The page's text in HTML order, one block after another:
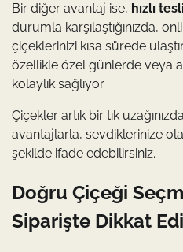
Bir diğer avantaj ise, hızlı
durumla karşılaştığınızda,
çiçeklerinizi kısa sürede
özellikle özel günlerde veya
kolaylık sağlıyor.
Çiçekler artık bir tık
avantajlarla, sevdiklerinize
şekilde ifade edebilirsiniz.
Doğru Çiçeği
Siparişte Dikkat